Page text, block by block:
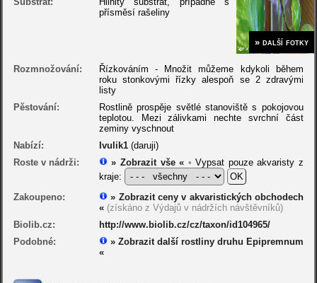
» další fotky
přísměsí rašeliny
Rozmnožování:
Řízkováním - Množit můžeme kdykoli během
roku stonkovými řízky alespoň se 2 zdravými
listy
Pěstování:
Rostlině prospěje světlé stanoviště s pokojovou
teplotou. Mezi zálivkami nechte svrchní část
zeminy vyschnout
Nabízí:
Ivulik1(daruji)
Roste v nádrži:
» Zobrazit vše « •Vypsat pouze akvaristy z
kraje:
Zakoupeno:
» Zobrazit ceny v akvaristických obchodech
« (získáno z Výdajů v nádržích návštěvníků)
Biolib.cz:
http://www.biolib.cz/cz/taxon/id104965/
Podobné:
» Zobrazit další rostliny druhu Epipremnum
«